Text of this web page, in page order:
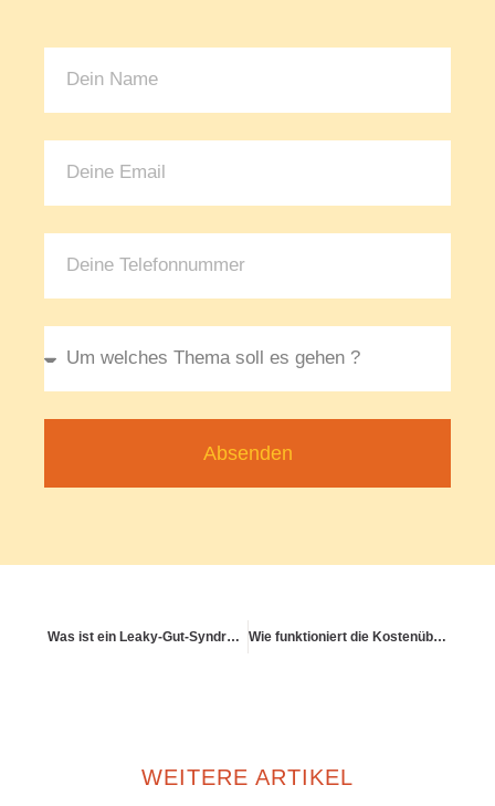
Absenden
Was ist ein Leaky-Gut-Syndrom – und wie wird es behandelt? Wie funktioniert die Kostenübernahme für digitale Gesundheitslösungen?
WEITERE ARTIKEL